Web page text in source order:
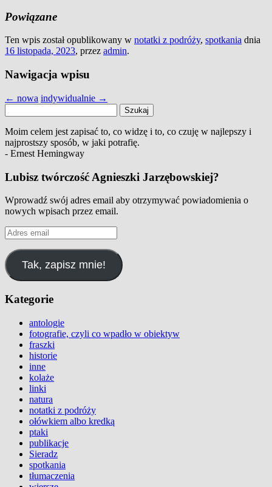
Powiązane
Ten wpis został opublikowany w notatki z podróży, spotkania dnia
16 listopada, 2023, przez admin.
Nawigacja wpisu
← nowa indywidualnie →
Moim celem jest zapisać to, co widzę i to, co czuję w najlepszy i
najprostszy sposób, w jaki potrafię.
- Ernest Hemingway
Lubisz twórczość Agnieszki Jarzębowskiej?
Wprowadź swój adres email aby otrzymywać powiadomienia o
nowych wpisach przez email.
Adres
email
Tak, zapisz mnie!
Kategorie
antologie
fotografie, czyli co wpadło w obiektyw
fraszki
historie
inne
kolaże
linki
natura
notatki z podróży
ołówkiem albo kredką
ptaki
publikacje
Sieradz
spotkania
tłumaczenia